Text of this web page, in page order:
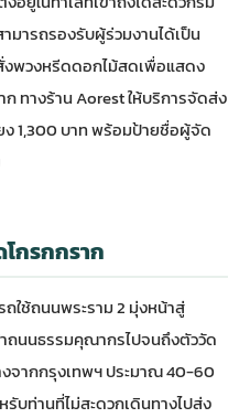
ารถรองรับผู้ร่วมงานได้เป็น
พวงหรีดดอกไม้สดเพื่อแสดง
ทางร้าน Aorest ให้บริการจัดส่ง
1,300 บาท พร้อมป้ายชื่อผู้จัด
กรกกราก
ใช้ถนนพระราม 2 มุ่งหน้าสู่
ถนนธรรมคุณากรไปจนถึงตัววัด
งจากกรุงเทพฯ ประมาณ 40-60
บท่านที่ไม่สะดวกเดินทางไปส่ง